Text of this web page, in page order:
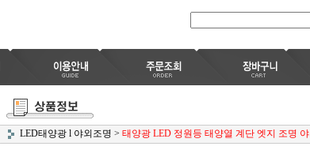
LED태양광 l 야외조명 > 태양광 LED 정원등 태양열 계단 엣지 조명